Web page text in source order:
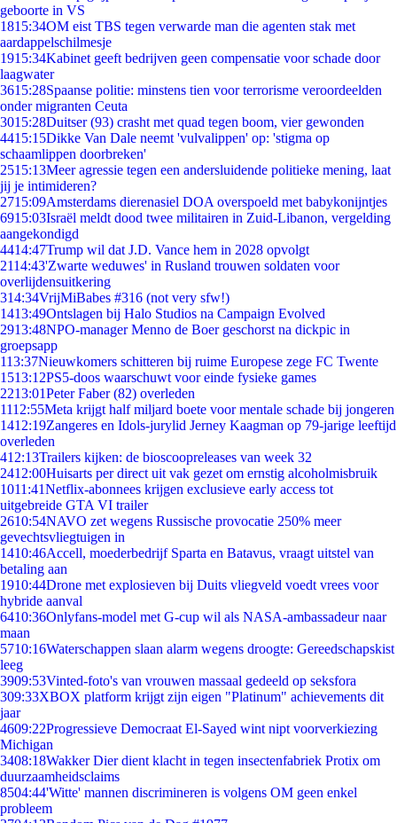
geboorte in VS
1815:34OM eist TBS tegen verwarde man die agenten stak met
aardappelschilmesje
1915:34Kabinet geeft bedrijven geen compensatie voor schade door
laagwater
3615:28Spaanse politie: minstens tien voor terrorisme veroordeelden
onder migranten Ceuta
3015:28Duitser (93) crasht met quad tegen boom, vier gewonden
4415:15Dikke Van Dale neemt 'vulvalippen' op: 'stigma op
schaamlippen doorbreken'
2515:13Meer agressie tegen een andersluidende politieke mening, laat
jij je intimideren?
2715:09Amsterdams dierenasiel DOA overspoeld met babykonijntjes
6915:03Israël meldt dood twee militairen in Zuid-Libanon, vergelding
aangekondigd
4414:47Trump wil dat J.D. Vance hem in 2028 opvolgt
2114:43'Zwarte weduwes' in Rusland trouwen soldaten voor
overlijdensuitkering
314:34VrijMiBabes #316 (not very sfw!)
1413:49Ontslagen bij Halo Studios na Campaign Evolved
2913:48NPO-manager Menno de Boer geschorst na dickpic in
groepsapp
113:37Nieuwkomers schitteren bij ruime Europese zege FC Twente
1513:12PS5-doos waarschuwt voor einde fysieke games
2213:01Peter Faber (82) overleden
1112:55Meta krijgt half miljard boete voor mentale schade bij jongeren
1412:19Zangeres en Idols-jurylid Jerney Kaagman op 79-jarige leeftijd
overleden
412:13Trailers kijken: de bioscoopreleases van week 32
2412:00Huisarts per direct uit vak gezet om ernstig alcoholmisbruik
1011:41Netflix-abonnees krijgen exclusieve early access tot
uitgebreide GTA VI trailer
2610:54NAVO zet wegens Russische provocatie 250% meer
gevechtsvliegtuigen in
1410:46Accell, moederbedrijf Sparta en Batavus, vraagt uitstel van
betaling aan
1910:44Drone met explosieven bij Duits vliegveld voedt vrees voor
hybride aanval
6410:36Onlyfans-model met G-cup wil als NASA-ambassadeur naar
maan
5710:16Waterschappen slaan alarm wegens droogte: Gereedschapskist
leeg
3909:53Vinted-foto's van vrouwen massaal gedeeld op seksfora
309:33XBOX platform krijgt zijn eigen "Platinum" achievements dit
jaar
4609:22Progressieve Democraat El-Sayed wint nipt voorverkiezing
Michigan
3408:18Wakker Dier dient klacht in tegen insectenfabriek Protix om
duurzaamheidsclaims
8504:44'Witte' mannen discrimineren is volgens OM geen enkel
probleem